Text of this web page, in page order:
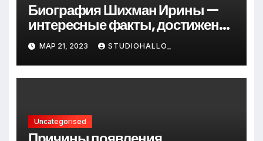
Биография Шихман Ирины —
интересные факты, достижения
и путь к успеху
МАР 21, 2023 STUDIOHALLO_
Uncategorised